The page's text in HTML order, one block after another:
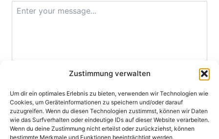
Zustimmung verwalten
Um dir ein optimales Erlebnis zu bieten, verwenden wir Technologien wie
Cookies, um Geräteinformationen zu speichern und/oder darauf
zuzugreifen. Wenn du diesen Technologien zustimmst, können wir Daten
wie das Surfverhalten oder eindeutige IDs auf dieser Website verarbeiten.
Wenn du deine Zustimmung nicht erteilst oder zurückziehst, können
bestimmte Merkmale und Funktionen beeinträchtigt werden.
0 / 180
Betreff
Allgemeine Anfrage
Consent *